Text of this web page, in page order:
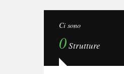
Ci sono
0Strutture